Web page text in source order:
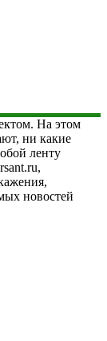
На этом
ни какие
ленту
новостей